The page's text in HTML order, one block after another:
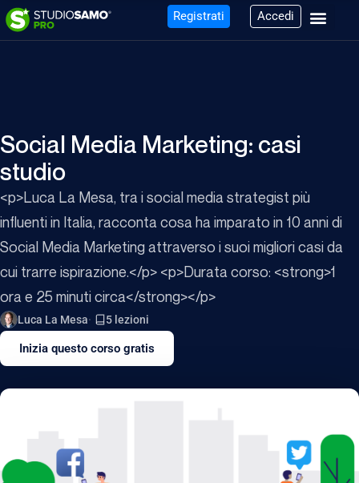
Registrati Accedi
Social Media Marketing: casi
studio
<p>Luca La Mesa, tra i social media strategist più
influenti in Italia, racconta cosa ha imparato in 10 anni di
Social Media Marketing attraverso i suoi migliori casi da
cui trarre ispirazione.</p> <p>Durata corso: <strong>1
ora e 25 minuti circa</strong></p>
Luca La Mesa 5 lezioni
Inizia questo corso gratis